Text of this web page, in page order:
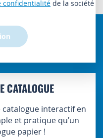
confidentialité de la société
CATALOGUE
interactif en
et pratique qu’un
papier !